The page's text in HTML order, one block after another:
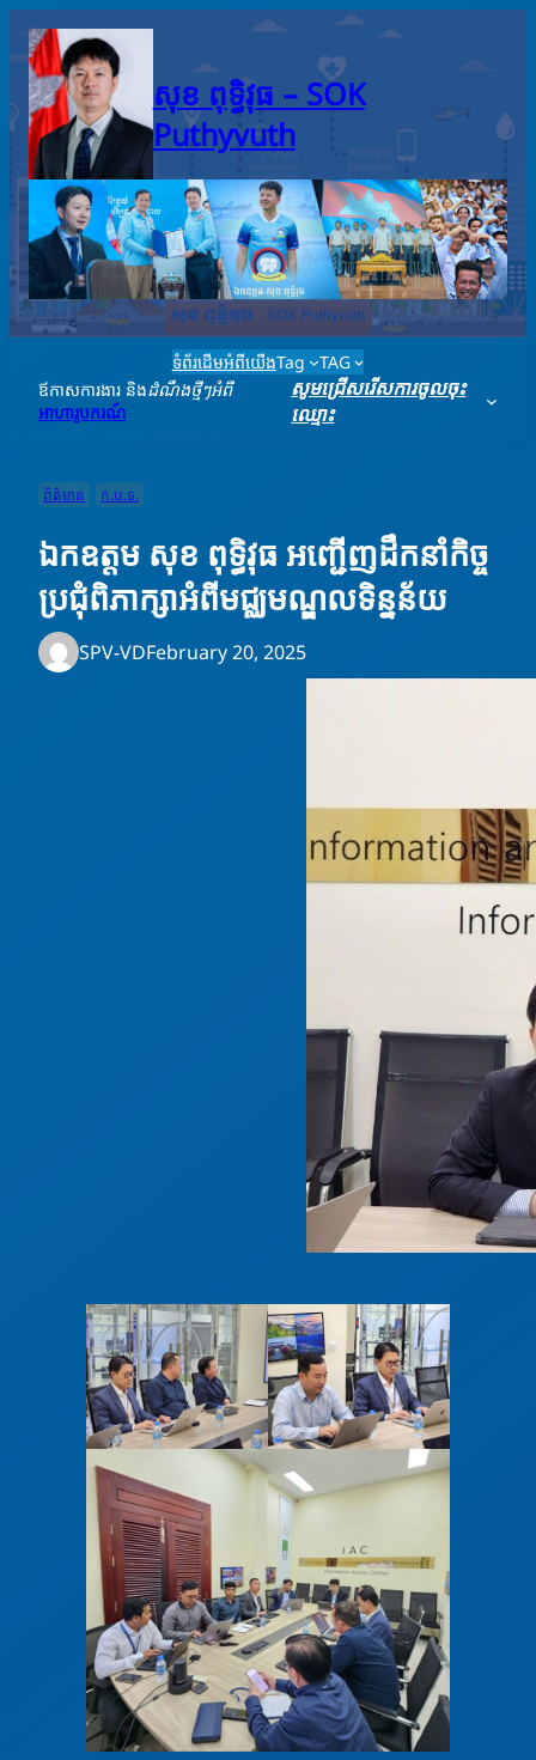
content
សុខ ពុទ្ធិវុធ – SO​K
Puthyvuth
ទំព័រដើមអំពីយើងTag
TAG
ឪកាសការងារ និងដំណឹងថ្មីៗអំពី
អាហារូបករណ៍
សូមជ្រើសរើសការចូលចុះ
ឈ្មោះ
ព័ត៌មាន ក.ប.ទ.
ឯកឧត្តម សុខ ពុទ្ធិវុធ អញ្ជើញដឹកនាំកិច្ច
ប្រជុំពិភាក្សាអំពីមជ្ឈមណ្ឌលទិន្នន័យ
SPV-VDFebruary 20, 2025